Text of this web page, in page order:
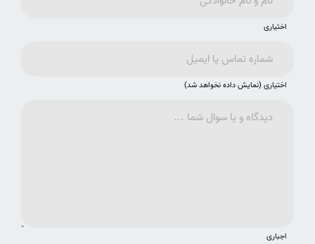
اختیاری
اختیاری (نمایش داده نخواهد شد)
اجباری